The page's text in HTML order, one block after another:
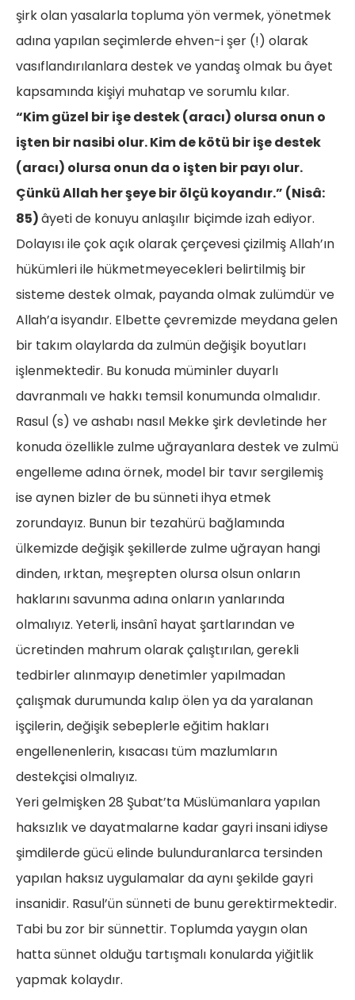
şirk olan yasalarla topluma yön vermek, yönetmek
adına yapılan seçimlerde ehven-i şer (!) olarak
vasıflandırılanlara destek ve yandaş olmak bu âyet
kapsamında kişiyi muhatap ve sorumlu kılar.
“Kim güzel bir işe destek (aracı) olursa onun o
işten bir nasibi olur. Kim de kötü bir işe destek
(aracı) olursa onun da o işten bir payı olur.
Çünkü Allah her şeye bir ölçü koyandır.” (Nisâ:
85)âyeti de konuyu anlaşılır biçimde izah ediyor.
Dolayısı ile çok açık olarak çerçevesi çizilmiş Allah’ın
hükümleri ile hükmetmeyecekleri belirtilmiş bir
sisteme destek olmak, payanda olmak zulümdür ve
Allah’a isyandır. Elbette çevremizde meydana gelen
bir takım olaylarda da zulmün değişik boyutları
işlenmektedir. Bu konuda müminler duyarlı
davranmalı ve hakkı temsil konumunda olmalıdır.
Rasul (s) ve ashabı nasıl Mekke şirk devletinde her
konuda özellikle zulme uğrayanlara destek ve zulmü
engelleme adına örnek, model bir tavır sergilemiş
ise aynen bizler de bu sünneti ihya etmek
zorundayız. Bunun bir tezahürü bağlamında
ülkemizde değişik şekillerde zulme uğrayan hangi
dinden, ırktan, meşrepten olursa olsun onların
haklarını savunma adına onların yanlarında
olmalıyız. Yeterli, insânî hayat şartlarından ve
ücretinden mahrum olarak çalıştırılan, gerekli
tedbirler alınmayıp denetimler yapılmadan
çalışmak durumunda kalıp ölen ya da yaralanan
işçilerin, değişik sebeplerle eğitim hakları
engellenenlerin, kısacası tüm mazlumların
destekçisi olmalıyız.
Yeri gelmişken 28 Şubat’ta Müslümanlara yapılan
haksızlık ve dayatmalarne kadar gayri insani idiyse
şimdilerde gücü elinde bulunduranlarca tersinden
yapılan haksız uygulamalar da aynı şekilde gayri
insanidir. Rasul’ün sünneti de bunu gerektirmektedir.
Tabi bu zor bir sünnettir. Toplumda yaygın olan
hatta sünnet olduğu tartışmalı konularda yiğitlik
yapmak kolaydır.